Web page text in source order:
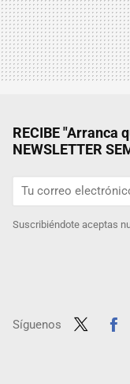
RECIBE "Arranca
NEWSLETTER
Suscribiéndote aceptas
Síguenos